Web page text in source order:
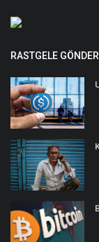
RASTGELE